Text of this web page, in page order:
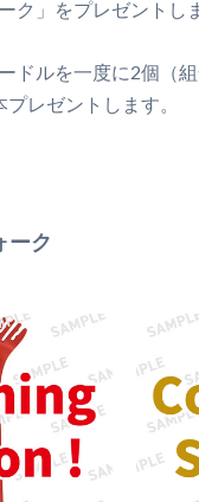
ク」をプレゼントし
ドルを一度に2個（
レゼントします。
ーク